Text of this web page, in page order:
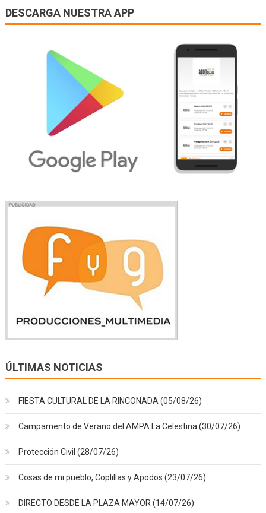
DESCARGA NUESTRA APP
ÚLTIMAS NOTICIAS
FIESTA CULTURAL DE LA RINCONADA (05/08/26)
Campamento de Verano del AMPA La Celestina (30/07/26)
Protección Civil (28/07/26)
Cosas de mi pueblo, Coplillas y Apodos (23/07/26)
DIRECTO DESDE LA PLAZA MAYOR (14/07/26)